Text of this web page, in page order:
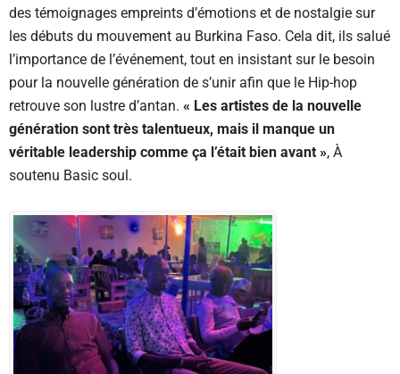
des témoignages empreints d’émotions et de nostalgie sur
les débuts du mouvement au Burkina Faso. Cela dit, ils salué
l’importance de l’événement, tout en insistant sur le besoin
pour la nouvelle génération de s’unir afin que le Hip-hop
retrouve son lustre d’antan. « Les artistes de la nouvelle
génération sont très talentueux, mais il manque un
véritable leadership comme ça l’était bien avant », À
soutenu Basic soul.